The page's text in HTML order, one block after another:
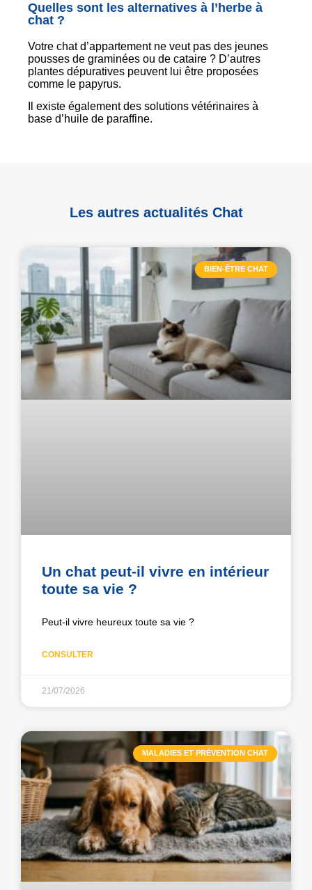
Quelles sont les alternatives à l’herbe à
chat ?
Votre chat d’appartement ne veut pas des jeunes
pousses de graminées ou de cataire ? D’autres
plantes dépuratives peuvent lui être proposées
comme le papyrus.
Il existe également des solutions vétérinaires à
base d’huile de paraffine.
Les autres actualités Chat
BIEN-ÊTRE CHAT
Un chat peut-il vivre en intérieur
toute sa vie ?
Peut-il vivre heureux toute sa vie ?
CONSULTER
21/07/2026
MALADIES ET PRÉVENTION CHAT